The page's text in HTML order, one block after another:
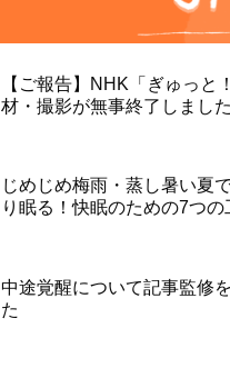
【ご報告】NHK「ぎゅっと
材・撮影が無事終了しました
じめじめ梅雨・蒸し暑い夏
り眠る！快眠のための7つの
中途覚醒について記事監修
た